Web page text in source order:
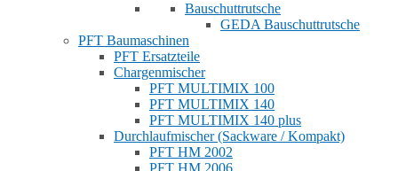
Bauschuttrutsche
GEDA Bauschuttrutsche
PFT Baumaschinen
PFT Ersatzteile
Chargenmischer
PFT MULTIMIX 100
PFT MULTIMIX 140
PFT MULTIMIX 140 plus
Durchlaufmischer (Sackware / Kompakt)
PFT HM 2002
PFT HM 2006